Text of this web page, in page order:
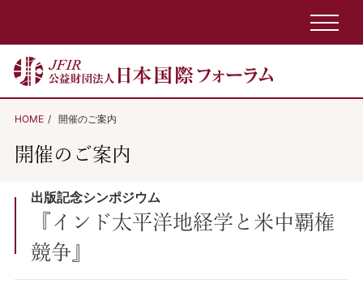
HOME 開催のご案内
開催のご案内
出版記念シンポジウム
『インド太平洋地経学と米中覇権
競争』